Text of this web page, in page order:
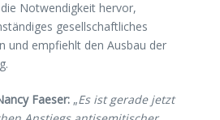
Notwendigkeit hervor,
gesellschaftliches
und empfiehlt den Ausbau der
Faeser: „Es ist gerade jetzt